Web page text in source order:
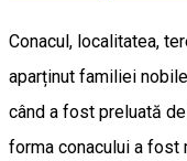
Conacul, localitatea,
aparținut familiei
când a fost preluată
forma conacului a fost